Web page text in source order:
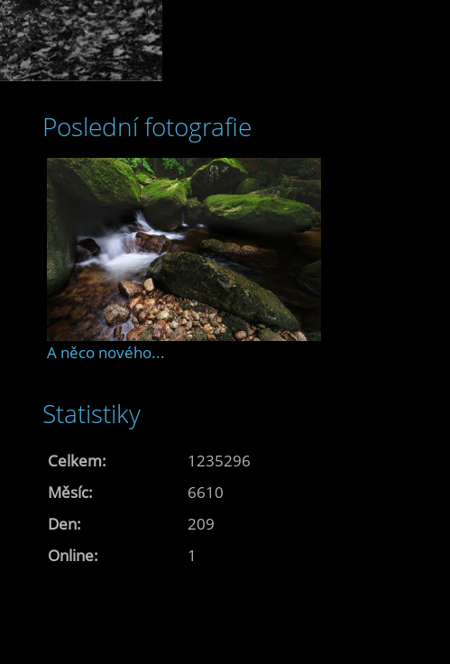
Poslední fotografie
A něco nového...
Statistiky
Online: 1
Celkem:
1235296
Měsíc:
6610
Den:
209